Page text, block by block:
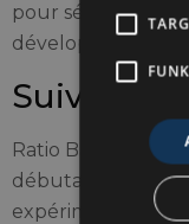
pour sécuriser les
développeurs
Suivre
Ratio Bankroll/
débutant
expérimenté à